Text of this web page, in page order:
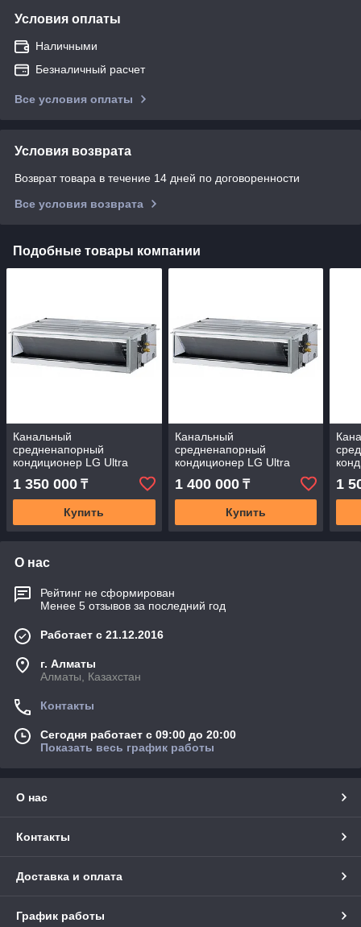
Условия оплаты
Наличными
Безналичный расчет
Все условия оплаты
Условия возврата
Возврат товара в течение 14 дней по договоренности
Все условия возврата
Подобные товары компании
Канальный
средненапорный
кондиционер LG Ultra
Inverter UM36R
1 350 000 ₸
Купить
Канальный
средненапорный
кондиционер LG Ultra
Inverter UM42R
1 400 000₸
Купить
1
О нас
Рейтинг не сформирован
Менее 5 отзывов за последний год
Работает с 21.12.2016
г. Алматы
Алматы, Казахстан
Контакты
Сегодня работает с 09:00 до 20:00
Показать весь график работы
О нас
Контакты
Доставка и оплата
График работы